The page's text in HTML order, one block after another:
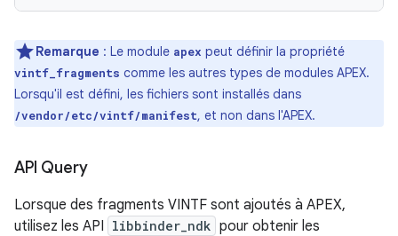
Remarque : Le module apex peut définir la propriété
vintf_fragments comme les autres types de modules APEX.
Lorsqu'il est défini, les fichiers sont installés dans
/vendor/etc/vintf/manifest, et non dans l'APEX.
API Query
Lorsque des fragments VINTF sont ajoutés à APEX,
utilisez les API libbinder_ndk pour obtenir les